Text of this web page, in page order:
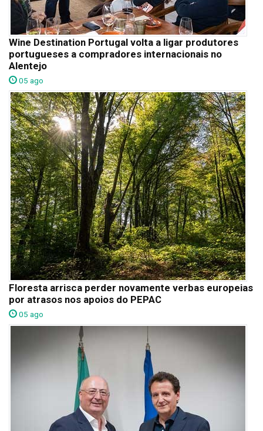
Wine Destination Portugal volta a ligar produtores
portugueses a compradores internacionais no
Alentejo
05 ago
Floresta arrisca perder novamente verbas europeias
por atrasos nos apoios do PEPAC
05 ago